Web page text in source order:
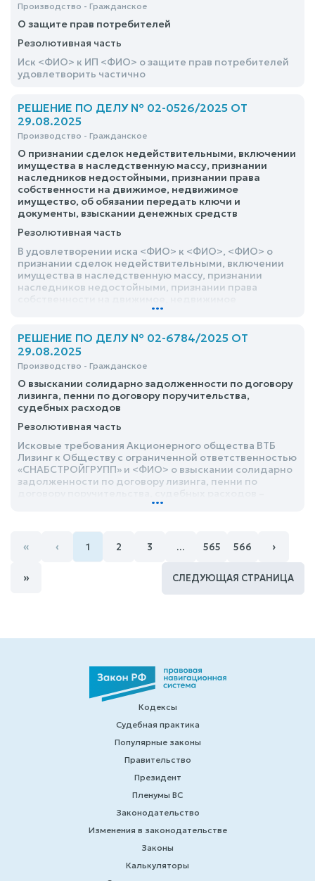
Производство - Гражданское
О защите прав потребителей
Резолютивная часть
Иск <ФИО> к ИП <ФИО> о защите прав потребителей
удовлетворить частично
РЕШЕНИЕ ПО ДЕЛУ № 02-0526/2025 ОТ
29.08.2025
Производство - Гражданское
О признании сделок недействительными, включении
имущества в наследственную массу, признании
наследников недостойными, признании права
собственности на движимое, недвижимое
имущество, об обязании передать ключи и
документы, взыскании денежных средств
Резолютивная часть
В удовлетворении иска <ФИО> к <ФИО>, <ФИО> о
признании сделок недействительными, включении
имущества в наследственную массу, признании
наследников недостойными, признании права
имущество, об обязании передать ключи и
...
РЕШЕНИЕ ПО ДЕЛУ № 02-6784/2025 ОТ
29.08.2025
Производство - Гражданское
О взыскании солидарно задолженности по договору
лизинга, пенни по договору поручительства,
судебных расходов
Резолютивная часть
Исковые требования Акционерного общества ВТБ
Лизинг к Обществу с ограниченной ответственностью
«СНАБСТРОЙГРУПП» и <ФИО> о взыскании солидарно
задолженности по договору лизинга, пенни по
...
« ‹ 1 2 3 … 565 566 ›
» СЛЕДУЮЩАЯ СТРАНИЦА
Кодексы
Судебная практика
Популярные законы
Правительство
Президент
Пленумы ВС
Законодательство
Изменения в законодательстве
Законы
Калькуляторы